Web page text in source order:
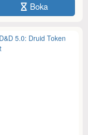
Boka